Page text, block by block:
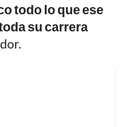
todo lo que ese
su carrera